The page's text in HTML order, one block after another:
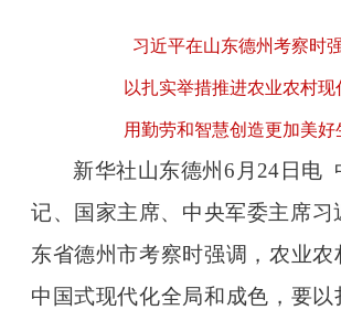
习近平在山东德州考察时
以扎实举措推进农业农村现
用勤劳和智慧创造更加美好
新华社山东德州6月24日电
记、国家主席、中央军委主席习
东省德州市考察时强调，农业农
中国式现代化全局和成色，要以